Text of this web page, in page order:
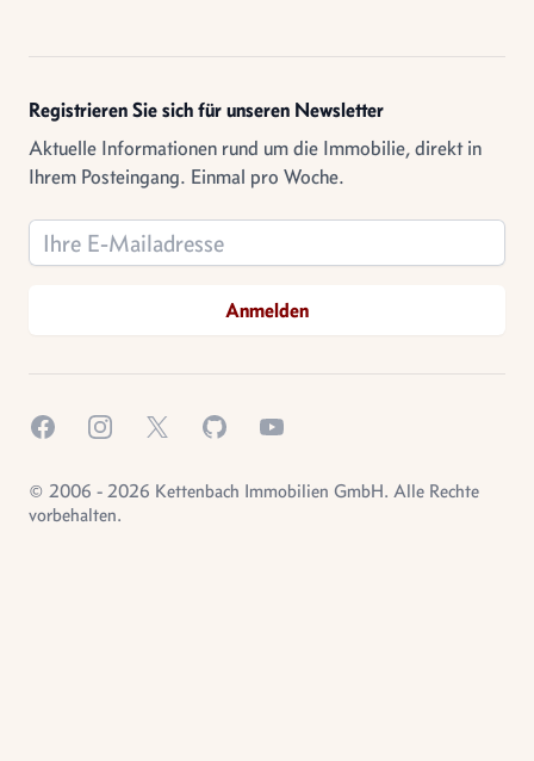
Registrieren Sie sich für unseren Newsletter
Aktuelle Informationen rund um die Immobilie, direkt in
Ihrem Posteingang. Einmal pro Woche.
Email address
Anmelden
FacebookInstagramX.com GitHub YouTube
© 2006 - 2026 Kettenbach Immobilien GmbH. Alle Rechte
vorbehalten.